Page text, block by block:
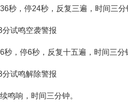
秒，停24秒，反复三遍，时间三分
试鸣空袭警报
秒，停6秒，反复十五遍，时间三分
试鸣解除警报
鸣响，时间三分钟。